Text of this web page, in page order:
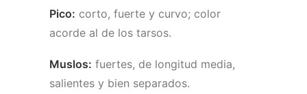
Pico: corto, fuerte y curvo; color
acorde al de los tarsos.
Muslos: fuertes, de longitud media,
salientes y bien separados.